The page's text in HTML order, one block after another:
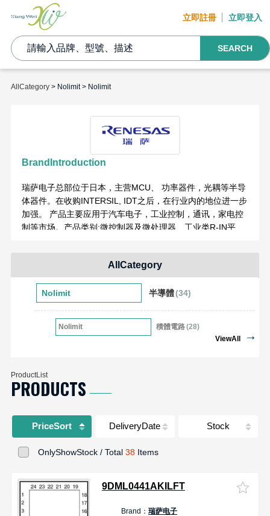
立即註冊 立即登入
SEARCH
AllCategory> Nolimit > Nolimit
BrandIntroduction
瑞萨电子总部位于日本，主营MCU、 功率器件，光耦等半导
体器件。在收购INTERSIL, IDT之后，在行业内的地位进一步
加强。 产品主要应用于汽车电子，工业控制，通讯，家电控
制等市场。 产品类别:微控制器及微处理器、工业类R-IN平
电池充放电、平衡管理;汽车电子视频和显示、汽车的
AUTONOMY平台;接口电路及存储器;电源管理及模组;数字电
源及模组;桥驱动、激光驱动;运放、低功耗高速ADC /DAC ;高
矩阵高性能模拟开关、多路复用器;实时时钟、复位芯片、时
序控制;时钟链产品，无线充电,PMU，RF射频,Rapid-IO，
AllCategory
Nolimit 半導體(34)
Nolimit 積體電路(28)
ViewAll
ProductList
PRODUCTS
PriceSort DeliveryDate Stock
OnlyShowStock / Total 38 Items
9DML0441AKILFT
Brand： 瑞萨电子